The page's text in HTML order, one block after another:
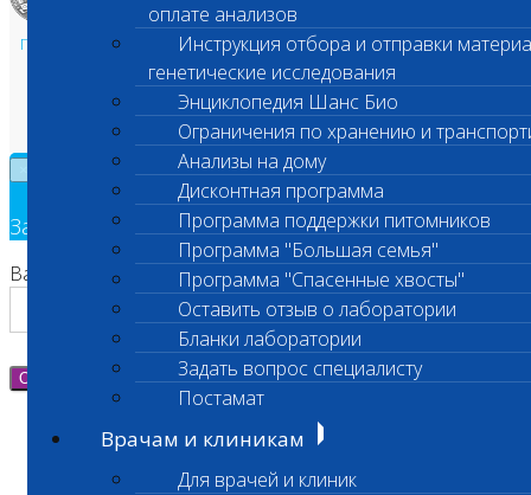
оплате анализов
Инструкция отбора и отправки
генетические исследования
Энциклопедия Шанс Био
Ограничения по хранению и
Анализы на дому
Дисконтная программа
Программа поддержки питомников
Программа "Большая семья"
Программа "Спасенные хвосты"
Оставить отзыв о лаборатории
Бланки лаборатории
Задать вопрос специалисту
Постамат
Врачам и клиникам
Для врачей и клиник
Политика в области персональных данных и конфиденциальности
Пользовательское соглашение
Техническая поддержка
Заявка на обратный звонок
Ваш номер телефона
Отправить